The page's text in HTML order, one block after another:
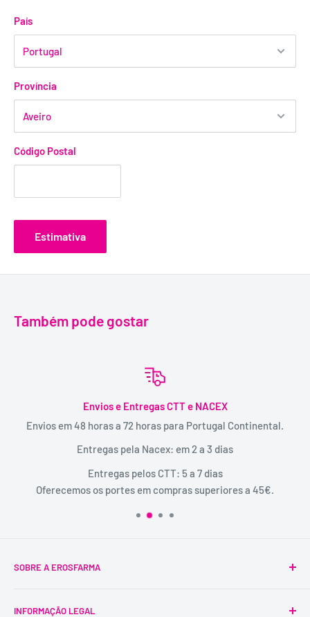
País
Província
Código Postal
Estimativa
Também pode gostar
Envios e Entregas CTT e NACEX
Envios em 48 horas a 72 horas para Portugal Continental.
Entregas pela Nacex: em 2 a 3 dias
Entregas pelos CTT: 5 a 7 dias
Oferecemos os portes em compras superiores a 45€.
SOBRE A EROSFARMA
Portugal, pioneira na venda de produtos íntimos para
INFORMAÇÃO LEGAL